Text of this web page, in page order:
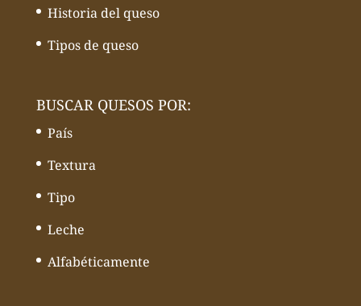
Historia del queso
Tipos de queso
BUSCAR QUESOS POR:
País
Textura
Tipo
Leche
Alfabéticamente